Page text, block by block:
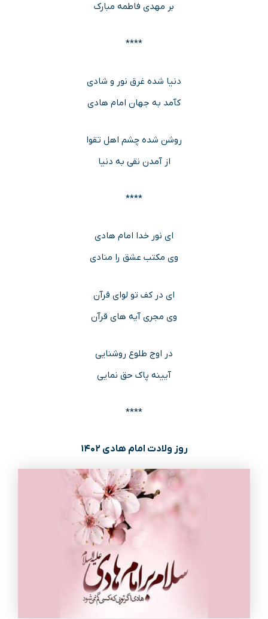
بر مهدی فاطمه مبارک
****
دنیا شده غرق نور و شادی
کآمد به جهان امام هادی
روشن شده چشم اهل تقوا
از آمدن نقی به دنیا
****
ای نور خدا امام هادی
وی مکتب عشق را منادی
ای در کف تو لوای قرآن
وی مجری آیه های قرآن
در اوج طلوع روشنایی
آیینه پاک حق نمایی
****
روز ولادت امام هادی ۱۴۰۲